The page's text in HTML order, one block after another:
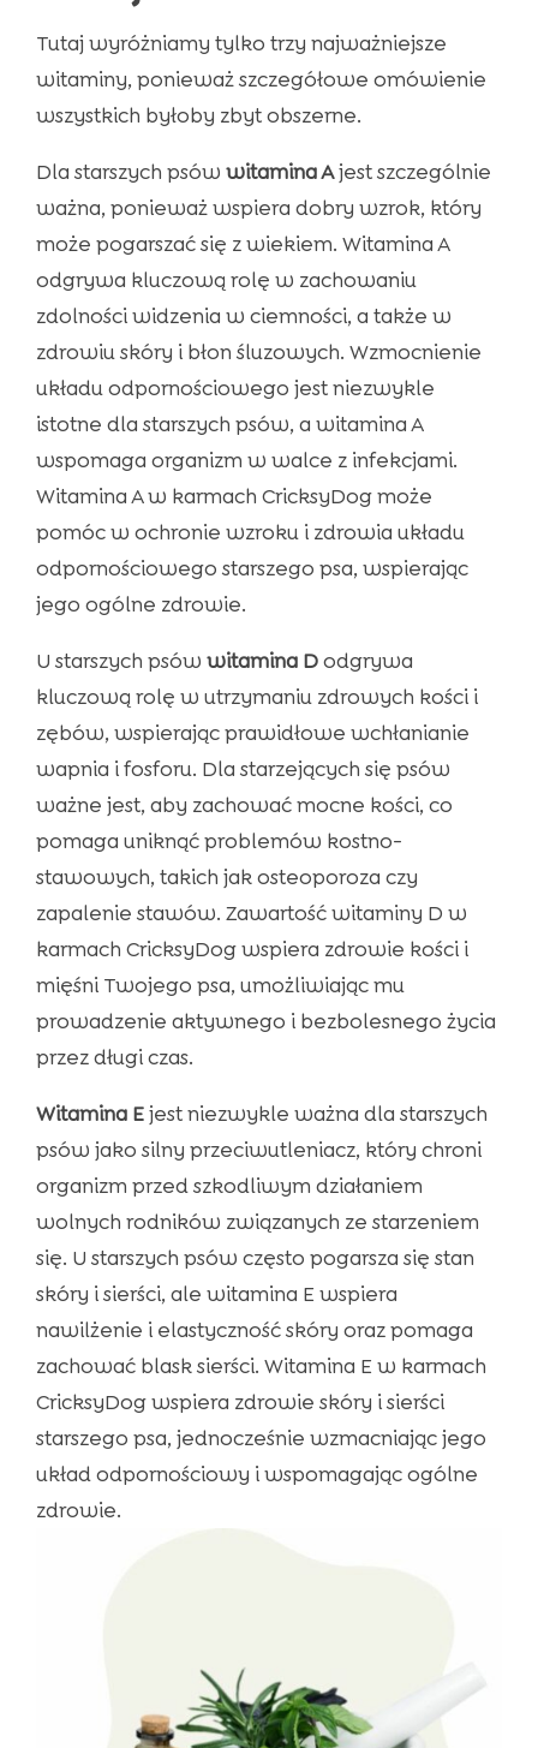
Tutaj wyróżniamy tylko trzy najważniejsze
witaminy, ponieważ szczegółowe omówienie
wszystkich byłoby zbyt obszerne.
Dla starszych psów witamina Ajest szczególnie
ważna, ponieważ wspiera dobry wzrok, który
może pogarszać się z wiekiem. Witamina A
odgrywa kluczową rolę w zachowaniu
zdolności widzenia w ciemności, a także w
zdrowiu skóry i błon śluzowych. Wzmocnienie
układu odpornościowego jest niezwykle
istotne dla starszych psów, a witamina A
wspomaga organizm w walce z infekcjami.
Witamina A w karmach CricksyDog może
pomóc w ochronie wzroku i zdrowia układu
odpornościowego starszego psa, wspierając
jego ogólne zdrowie.
U starszych psów witamina Dodgrywa
kluczową rolę w utrzymaniu zdrowych kości i
zębów, wspierając prawidłowe wchłanianie
wapnia i fosforu. Dla starzejących się psów
ważne jest, aby zachować mocne kości, co
pomaga uniknąć problemów kostno-
stawowych, takich jak osteoporoza czy
zapalenie stawów. Zawartość witaminy D w
karmach CricksyDog wspiera zdrowie kości i
mięśni Twojego psa, umożliwiając mu
prowadzenie aktywnego i bezbolesnego życia
przez długi czas.
Witamina Ejest niezwykle ważna dla starszych
psów jako silny przeciwutleniacz, który chroni
organizm przed szkodliwym działaniem
wolnych rodników związanych ze starzeniem
się. U starszych psów często pogarsza się stan
skóry i sierści, ale witamina E wspiera
nawilżenie i elastyczność skóry oraz pomaga
zachować blask sierści. Witamina E w karmach
CricksyDog wspiera zdrowie skóry i sierści
starszego psa, jednocześnie wzmacniając jego
układ odpornościowy i wspomagając ogólne
zdrowie.